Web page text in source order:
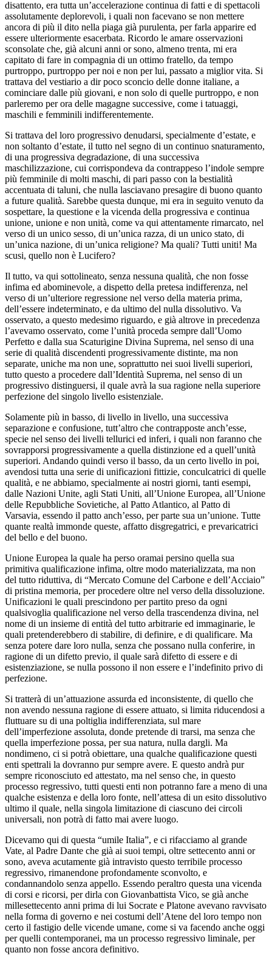
disattento, era tutta un’accelerazione continua di fatti e di spettacoli
assolutamente deplorevoli, i quali non facevano se non mettere
ancora di più il dito nella piaga già purulenta, per farla apparire ed
essere ulteriormente esacerbata. Ricordo le amare osservazioni
sconsolate che, già alcuni anni or sono, almeno trenta, mi era
capitato di fare in compagnia di un ottimo fratello, da tempo
purtroppo, purtroppo per noi e non per lui, passato a miglior vita. Si
trattava del vestiario a dir poco sconcio delle donne italiane, a
cominciare dalle più giovani, e non solo di quelle purtroppo, e non
parleremo per ora delle magagne successive, come i tatuaggi,
maschili e femminili indifferentemente.
Si trattava del loro progressivo denudarsi, specialmente d’estate, e
non soltanto d’estate, il tutto nel segno di un continuo snaturamento,
di una progressiva degradazione, di una successiva
maschilizzazione, cui corrispondeva da contrappeso l’indole sempre
più femminile di molti maschi, di pari passo con la bestialità
accentuata di taluni, che nulla lasciavano presagire di buono quanto
a future qualità. Sarebbe questa dunque, mi era in seguito venuto da
sospettare, la questione e la vicenda della progressiva e continua
unione, unione e non unità, come va qui attentamente rimarcato, nel
verso di un unico sesso, di un’unica razza, di un unico stato, di
un’unica nazione, di un’unica religione? Ma quali? Tutti uniti! Ma
scusi, quello non è Lucifero?
Il tutto, va qui sottolineato, senza nessuna qualità, che non fosse
infima ed abominevole, a dispetto della pretesa indifferenza, nel
verso di un’ulteriore regressione nel verso della materia prima,
dell’essere indeterminato, e da ultimo del nulla dissolutivo. Va
osservato, a questo medesimo riguardo, e già altrove in precedenza
l’avevamo osservato, come l’unità proceda sempre dall’Uomo
Perfetto e dalla sua Scaturigine Divina Suprema, nel senso di una
serie di qualità discendenti progressivamente distinte, ma non
separate, uniche ma non une, soprattutto nei suoi livelli superiori,
tutto questo a procedere dall’Identità Suprema, nel senso di un
progressivo distinguersi, il quale avrà la sua ragione nella superiore
perfezione del singolo livello esistenziale.
Solamente più in basso, di livello in livello, una successiva
separazione e confusione, tutt’altro che contrapposte anch’esse,
specie nel senso dei livelli tellurici ed inferi, i quali non faranno che
sovrapporsi progressivamente a quella distinzione ed a quell’unità
superiori. Andando quindi verso il basso, da un certo livello in poi,
avendosi tutta una serie di unificazioni fittizie, conculcatrici di quelle
qualità, e ne abbiamo, specialmente ai nostri giorni, tanti esempi,
dalle Nazioni Unite, agli Stati Uniti, all’Unione Europea, all’Unione
delle Repubbliche Sovietiche, al Patto Atlantico, al Patto di
Varsavia, essendo il patto anch’esso, per parte sua un’unione. Tutte
quante realtà immonde queste, affatto disgregatrici, e prevaricatrici
del bello e del buono.
Unione Europea la quale ha perso oramai persino quella sua
primitiva qualificazione infima, oltre modo materializzata, ma non
del tutto riduttiva, di “Mercato Comune del Carbone e dell’Acciaio”
di pristina memoria, per procedere oltre nel verso della dissoluzione.
Unificazioni le quali prescindono per partito preso da ogni
qualsivoglia qualificazione nel verso della trascendenza divina, nel
nome di un insieme di entità del tutto arbitrarie ed immaginarie, le
quali pretenderebbero di stabilire, di definire, e di qualificare. Ma
senza potere dare loro nulla, senza che possano nulla conferire, in
ragione di un difetto previo, il quale sarà difetto di essere e di
esistenziazione, se nulla possono il non essere e l’indefinito privo di
perfezione.
Si tratterà di un’attuazione assurda ed inconsistente, di quello che
non avendo nessuna ragione di essere attuato, si limita riducendosi a
fluttuare su di una poltiglia indifferenziata, sul mare
dell’imperfezione assoluta, donde pretende di trarsi, ma senza che
quella imperfezione possa, per sua natura, nulla dargli. Ma
nondimeno, ci si potrà obiettare, una qualche qualificazione questi
enti spettrali la dovranno pur sempre avere. E questo andrà pur
sempre riconosciuto ed attestato, ma nel senso che, in questo
processo regressivo, tutti questi enti non potranno fare a meno di una
qualche esistenza e della loro fonte, nell’attesa di un esito dissolutivo
ultimo il quale, nella singola limitazione di ciascuno dei circoli
universali, non potrà di fatto mai avere luogo.
Dicevamo qui di questa “umile Italia”, e ci rifacciamo al grande
Vate, al Padre Dante che già ai suoi tempi, oltre settecento anni or
sono, aveva acutamente già intravisto questo terribile processo
regressivo, rimanendone profondamente sconvolto, e
condannandolo senza appello. Essendo peraltro questa una vicenda
di corsi e ricorsi, per dirla con Giovanbattista Vico, se già anche
millesettecento anni prima di lui Socrate e Platone avevano ravvisato
nella forma di governo e nei costumi dell’Atene del loro tempo non
certo il fastigio delle vicende umane, come si va facendo anche oggi
per quelli contemporanei, ma un processo regressivo liminale, per
quanto non fosse ancora definitivo.